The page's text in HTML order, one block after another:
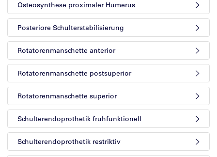
Osteosynthese proximaler Humerus
Posteriore Schulterstabilisierung
Rotatorenmanschette anterior
Rotatorenmanschette postsuperior
Rotatorenmanschette superior
Schulterendoprothetik frühfunktionell
Schulterendoprothetik restriktiv